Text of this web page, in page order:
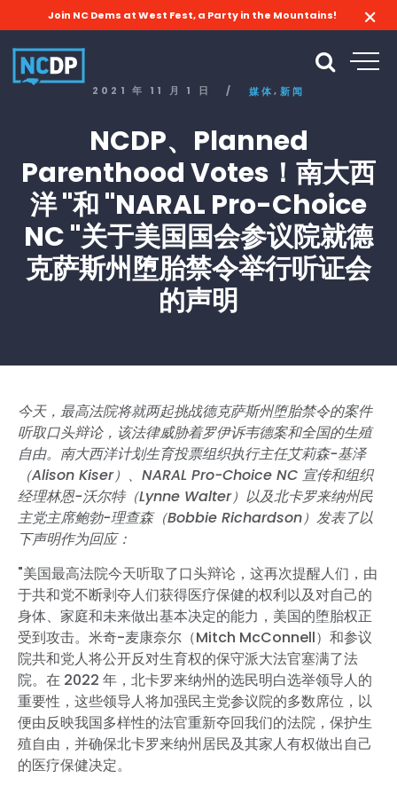
Join NC Dems at West Fest, a Party in the Mountains!
2021 年 11 月 1 日 / 媒体, 新闻
NCDP、Planned
Parenthood Votes！南大西
洋 "和 "NARAL Pro-Choice
NC "关于美国国会参议院就德
克萨斯州堕胎禁令举行听证会
的声明
今天，最高法院将就两起挑战德克萨斯州堕胎禁令的案件
听取口头辩论，该法律威胁着罗伊诉韦德案和全国的生殖
自由。南大西洋计划生育投票组织执行主任艾莉森-基泽
（Alison Kiser）、NARAL Pro-Choice NC 宣传和组织
经理林恩-沃尔特（Lynne Walter）以及北卡罗来纳州民
主党主席鲍勃-理查森（Bobbie Richardson）发表了以
下声明作为回应：
"美国最高法院今天听取了口头辩论，这再次提醒人们，由
于共和党不断剥夺人们获得医疗保健的权利以及对自己的
身体、家庭和未来做出基本决定的能力，美国的堕胎权正
受到攻击。米奇-麦康奈尔（Mitch McConnell）和参议
院共和党人将公开反对生育权的保守派大法官塞满了法
院。在 2022 年，北卡罗来纳州的选民明白选举领导人的
重要性，这些领导人将加强民主党参议院的多数席位，以
便由反映我国多样性的法官重新夺回我们的法院，保护生
殖自由，并确保北卡罗来纳州居民及其家人有权做出自己
的医疗保健决定。